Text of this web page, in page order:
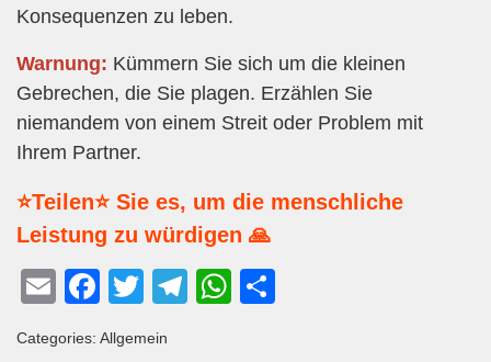
Konsequenzen zu leben.
Warnung: Kümmern Sie sich um die kleinen
Gebrechen, die Sie plagen. Erzählen Sie
niemandem von einem Streit oder Problem mit
Ihrem Partner.
⭐Teilen⭐ Sie es, um die menschliche
Leistung zu würdigen 🙏
E
F
T
T
W
Categories: Allgemein